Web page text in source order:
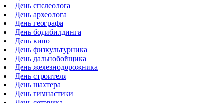
День спелеолога
День археолога
День географа
День бодибилдинга
День кино
День физкультурника
День дальнобойщика
День железнодорожника
День строителя
День шахтера
День гимнастики